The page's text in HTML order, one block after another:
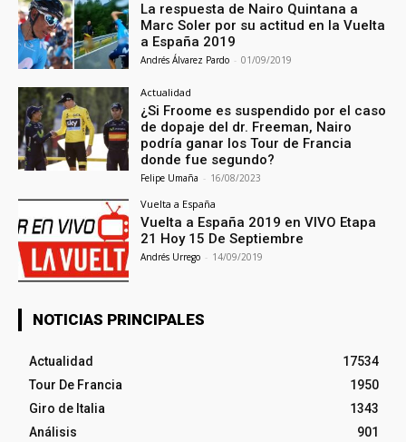
La respuesta de Nairo Quintana a
Marc Soler por su actitud en la Vuelta
a España 2019
Andrés Álvarez Pardo - 01/09/2019
Actualidad
¿Si Froome es suspendido por el caso
de dopaje del dr. Freeman, Nairo
podría ganar los Tour de Francia
donde fue segundo?
Felipe Umaña - 16/08/2023
Vuelta a España
Vuelta a España 2019 en VIVO Etapa
21 Hoy 15 De Septiembre
Andrés Urrego - 14/09/2019
NOTICIAS PRINCIPALES
Actualidad
17534
Tour De Francia
1950
Giro de Italia
1343
Análisis
901